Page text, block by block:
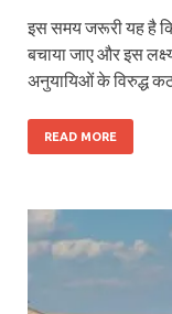
इस समय जरूरी यह है
बचाया जाए और इस
अनुयायिओं के विरुद्ध
READ MORE